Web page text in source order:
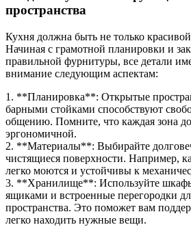
пространства
Кухня должна быть не только
Начиная с грамотной планировки и
правильной фурнитуры, все детали
внимание следующим аспектам:
1. **Планировка**: Открытые
барными стойками способствуют
общению. Помните, что каждая зона
эргономичной.
2. **Материалы**: Выбирайте
чистящиеся поверхности. Например,
легко моются и устойчивы к
3. **Хранилище**: Используйте
ящиками и встроенные перегородки
пространства. Это поможет вам
легко находить нужные вещи.